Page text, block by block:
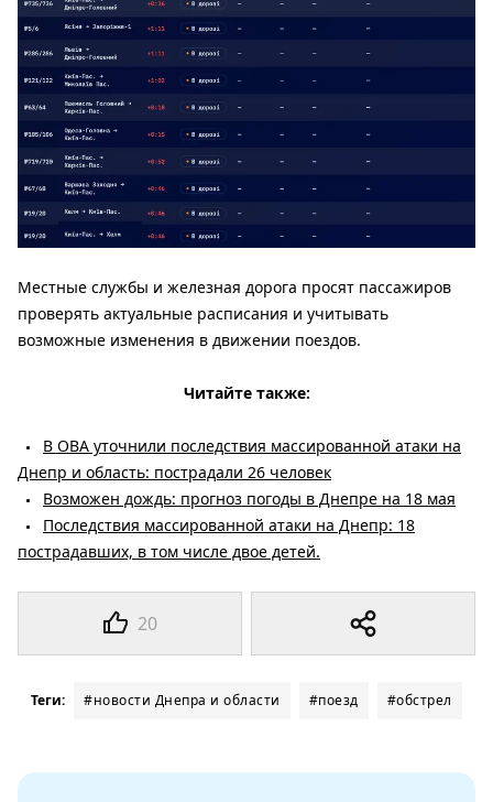
20
Местные службы и железная дорога просят пассажиров
проверять актуальные расписания и учитывать
возможные изменения в движении поездов.
Читайте также:
В ОВА уточнили последствия массированной атаки на
Днепр и область: пострадали 26 человек
Возможен дождь: прогноз погоды в Днепре на 18 мая
Последствия массированной атаки на Днепр: 18
пострадавших, в том числе двое детей.
Теги: #новости Днепра и области #поезд #обстрел